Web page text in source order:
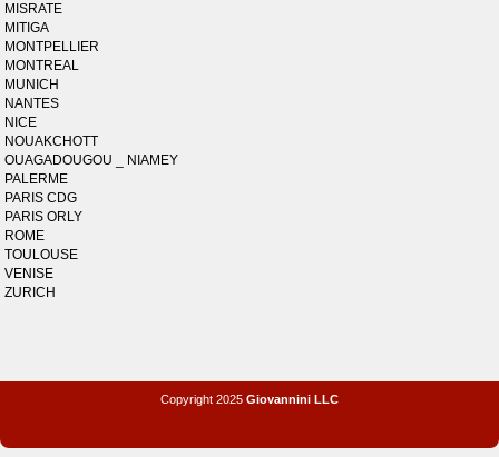
MISRATE
MITIGA
MONTPELLIER
MONTREAL
MUNICH
NANTES
NICE
NOUAKCHOTT
OUAGADOUGOU _ NIAMEY
PALERME
PARIS CDG
PARIS ORLY
ROME
TOULOUSE
VENISE
ZURICH
Copyright 2025 Giovannini LLC